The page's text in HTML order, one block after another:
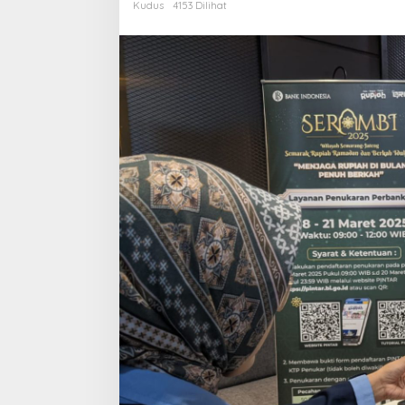
Kudus 4153 Dilihat